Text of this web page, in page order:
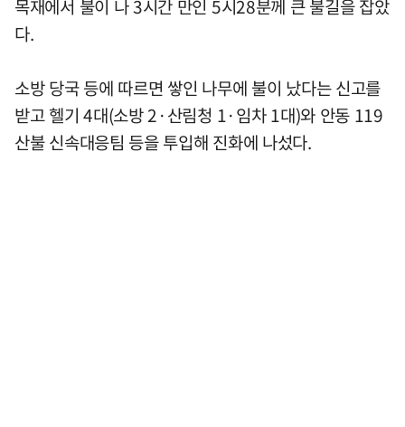
목재에서 불이 나 3시간 만인 5시28분께 큰 불길을 잡았
다.
소방 당국 등에 따르면 쌓인 나무에 불이 났다는 신고를
받고 헬기 4대(소방 2·산림청 1·임차 1대)와 안동 119
산불 신속대응팀 등을 투입해 진화에 나섰다.